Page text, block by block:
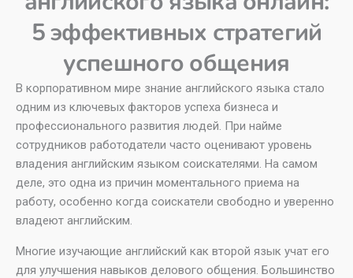
5 эффективных стратегий
успешного общения
В корпоративном мире знание английского языка стало
одним из ключевых факторов успеха бизнеса и
профессионального развития людей. При найме
сотрудников работодатели часто оценивают уровень
владения английским языком соискателями. На самом
деле, это одна из причин моментального приема на
работу, особенно когда соискатели свободно и уверенно
владеют английским.
Многие изучающие английский как второй язык учат его
для улучшения навыков делового общения. Большинство